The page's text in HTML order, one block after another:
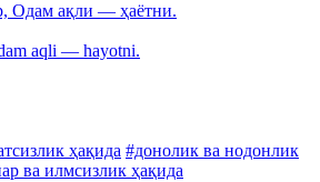
Одам ақли — ҳаётни.
aqli — hayotni.
ҳақида #донолик ва нодонлик
ва илмсизлик ҳақида